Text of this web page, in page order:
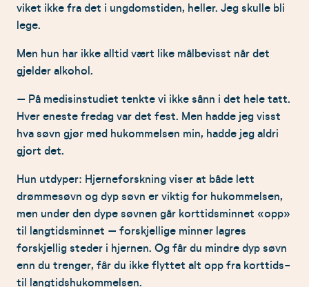
viket ikke fra det i ungdomstiden, heller. Jeg skulle bli
lege.
Men hun har ikke alltid vært like målbevisst når det
gjelder alkohol.
– På medisinstudiet tenkte vi ikke sånn i det hele tatt.
Hver eneste fredag var det fest. Men hadde jeg visst
hva søvn gjør med hukommelsen min, hadde jeg aldri
gjort det.
Hun utdyper: Hjerneforskning viser at både lett
drømmesøvn og dyp søvn er viktig for hukommelsen,
men under den dype søvnen går korttidsminnet «opp»
til langtidsminnet – forskjellige minner lagres
forskjellig steder i hjernen. Og får du mindre dyp søvn
enn du trenger, får du ikke flyttet alt opp fra korttids-
til langtidshukommelsen.